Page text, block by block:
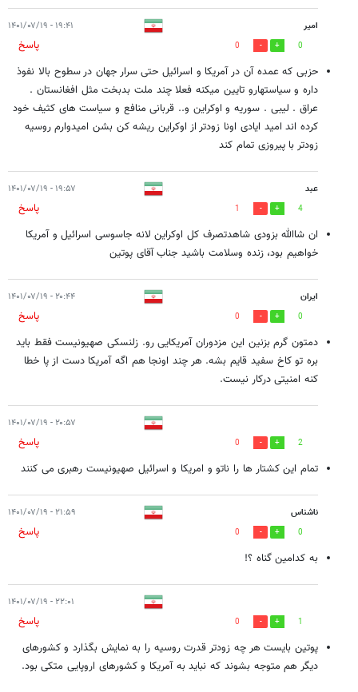
امیر ۱۹:۴۱ - ۱۴۰۱/۰۷/۱۹
0
0
پاسخ
حزبی که عمده آن در آمریکا و اسرائیل حتی سرار جهان در سطوح بالا نفوذ
داره و سیاستهارو تایین میکنه فعلا چند ملت بدبخت مثل افغانستان .
عراق . لیبی . سوریه و اوکراین و.. قربانی منافع و سیاست های کثیف خود
کرده اند امید ایادی اونا زودتر از اوکراین ریشه کن بشن امیدوارم روسیه
زودتر با پیروزی تمام کند
عبد ۱۹:۵۷ - ۱۴۰۱/۰۷/۱۹
4
1
پاسخ
ان شاالله بزودی شاهدتصرف کل اوکراین لانه جاسوسی اسرائیل و آمریکا
خواهیم بود، زنده وسلامت باشید جناب آقای پوتین
ایران ۲۰:۴۴ - ۱۴۰۱/۰۷/۱۹
0
0
پاسخ
دمتون گرم بزنین این مزدوران آمریکایی رو. زلنسکی صهیونیست فقط باید
بره تو کاخ سفید قایم بشه. هر چند اونجا هم اگه آمریکا دست از پا خطا
کنه امنیتی درکار نیست.
۲۰:۵۷ - ۱۴۰۱/۰۷/۱۹
2
0
پاسخ
تمام این کشتار ها را ناتو و امریکا و اسرائیل صهیونیست رهبری می کنند
ناشناس ۲۱:۵۹ - ۱۴۰۱/۰۷/۱۹
0
0
پاسخ
به کدامین گناه ؟!
۲۲:۰۱ - ۱۴۰۱/۰۷/۱۹
1
0
پاسخ
پوتین بایست هر چه زودتر قدرت روسیه را به نمایش بگذارد و کشورهای
دیگر هم متوجه بشوند که نباید به آمریکا و کشورهای اروپایی متکی بود.